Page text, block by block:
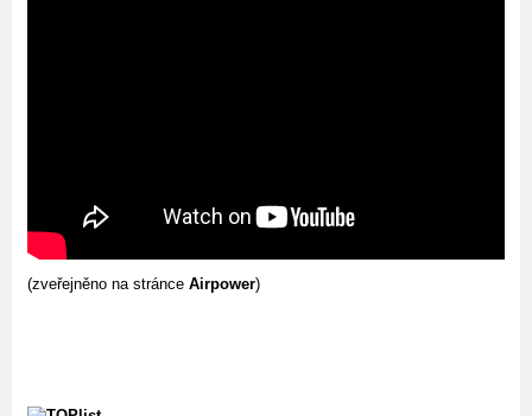
(zveřejněno na stránce Airpower)